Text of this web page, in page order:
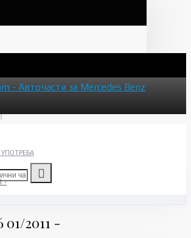
-
01/2011 -